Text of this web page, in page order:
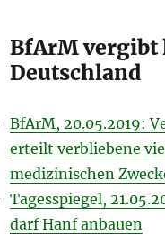
BfArM vergibt
Deutschland
BfArM, 20.05.2019:
erteilt verbliebene
medizinischen
Tagesspiegel,
darf Hanf anbauen